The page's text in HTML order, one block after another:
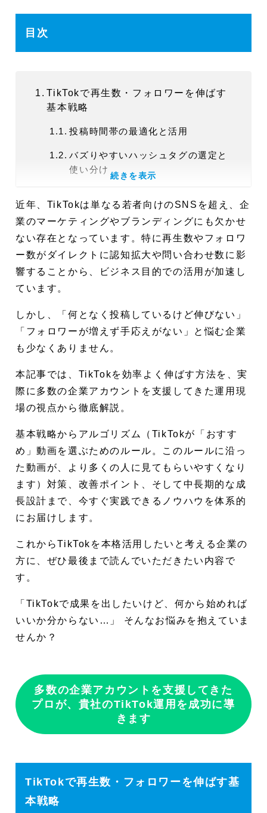
目次
TikTokで再生数・フォロワーを伸ばす
基本戦略
投稿時間帯の最適化と活用
バズりやすいハッシュタグの選定と
使い分け
る工夫
TikTok独自のアルゴリズムを活用した
運用のコツ
ユーザーエンゲージメントを高める
トレンド音源や企画を積極的に取り
入れる
継続的な投稿と頻度の最適化
伸び悩みの原因と改善ポイント
ターゲットユーザーとのズレを見直
す
動画の質やコンテンツ多様性の不足
を解消
データ分析によるPDCAサイクルの
導入
企業が注目すべき潜在的な成長戦略
他SNSやオフライン施策との連携活
づくり
よくある質問
Q. 投稿時間はいつがベストです
か？
Q. 動画が伸び悩んだときはどう改
TikTok運用のご相談はTWまで
続きを表示
近年、TikTokは単なる若者向けのSNSを超え、企
業のマーケティングやブランディングにも欠かせ
ない存在となっています。特に再生数やフォロワ
ー数がダイレクトに認知拡大や問い合わせ数に影
響することから、ビジネス目的での活用が加速し
ています。
しかし、「何となく投稿しているけど伸びない」
「フォロワーが増えず手応えがない」と悩む企業
も少なくありません。
本記事では、TikTokを効率よく伸ばす方法を、実
際に多数の企業アカウントを支援してきた運用現
場の視点から徹底解説。
基本戦略からアルゴリズム（TikTokが「おすす
め」動画を選ぶためのルール。このルールに沿っ
た動画が、より多くの人に見てもらいやすくなり
ます）対策、改善ポイント、そして中長期的な成
長設計まで、今すぐ実践できるノウハウを体系的
にお届けします。
これからTikTokを本格活用したいと考える企業の
方に、ぜひ最後まで読んでいただきたい内容で
す。
「TikTokで成果を出したいけど、何から始めれば
いいか分からない…」 そんなお悩みを抱えていま
せんか？
多数の企業アカウントを支援してきた
プロが、貴社のTikTok運用を成功に導
きます
TikTokで再生数・フォロワーを伸ばす基
本戦略